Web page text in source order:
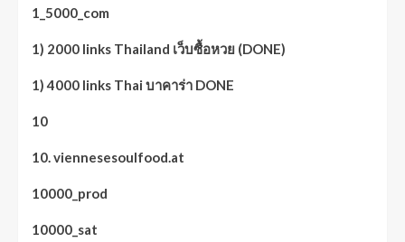
1_5000_com
1) 2000 links Thailand เว็บซื้อหวย (DONE)
1) 4000 links Thai บาคาร่า DONE
10
10. viennesesoulfood.at
10000_prod
10000_sat